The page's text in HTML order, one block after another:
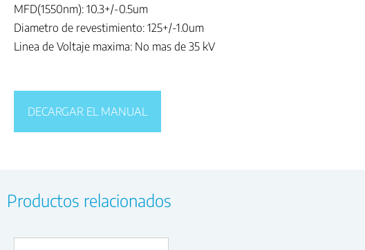
MFD(1550nm): 10.3+/-0.5um
Diametro de revestimiento: 125+/-1.0um
Linea de Voltaje maxima: No mas de 35 kV
DECARGAR EL MANUAL
Productos relacionados